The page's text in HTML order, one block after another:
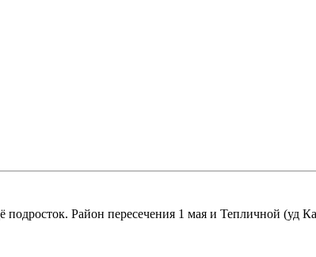
Район пересечения 1 мая и Тепличной (уд